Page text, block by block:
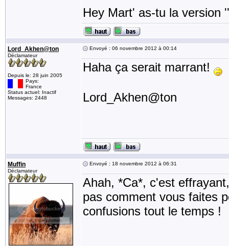
Hey Mart' as-tu la version
Lord_Akhen@ton
Déclamateur
Depuis le: 28 juin 2005
Pays:
France
Status actuel: Inactif
Messages: 2448
Envoyé : 06 novembre 2012 à 00:14
Haha ça serait marrant!
Lord_Akhen@ton
Muffin
Déclamateur
Envoyé : 18 novembre 2012 à 06:31
Ahah, *Ca*, c'est
pas comment vous faites
confusions tout le temps !